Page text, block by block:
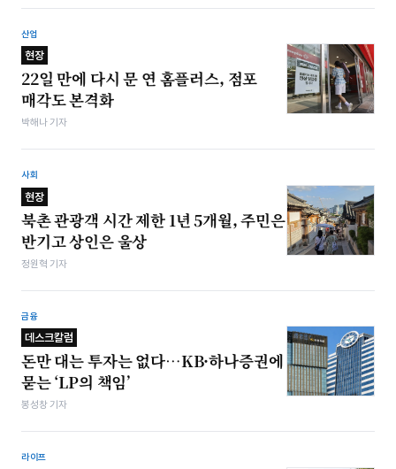
산업
현장
22일 만에 다시 문 연 홈플러스, 점포
매각도 본격화
박해나 기자
사회
현장
북촌 관광객 시간 제한 1년 5개월, 주민은
반기고 상인은 울상
정원혁 기자
금융
데스크칼럼
돈만 대는 투자는 없다…KB·하나증권에
묻는 ‘LP의 책임’
봉성창 기자
라이프